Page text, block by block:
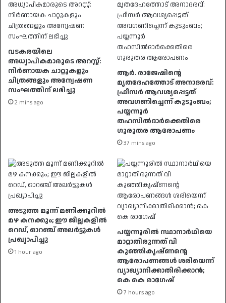
വടകരയിലെ
അധ്യാപികമാരുടെ അറസ്റ്റ്:
നിർണായക ചാറ്റുകളും
ചിത്രങ്ങളും അന്വേഷണ
സംഘത്തിന് ലഭിച്ചു
2 mins ago
ആര്‍. രാജേഷിന്റെ
മൃതദേഹത്തോട് അനാദരവ്:
ഫ്രീസര്‍ ആവശ്യപ്പെട്ടത്
അവഗണിച്ചെന്ന് കുടുംബം;
പയ്യന്നൂര്‍
തഹസില്‍ദാര്‍ക്കെതിരെ
ഗുരുതര ആരോപണം
37 mins ago
അടുത്ത മൂന്ന് മണിക്കൂറിൽ
മഴ കനക്കും; ഈ ജില്ലകളിൽ
റെഡ്, ഓറഞ്ച് അലർട്ടുകൾ
പ്രഖ്യാപിച്ചു
1 hour ago
പയ്യന്നൂരിൽ സ്ഥാനാർഥിയെ
മാറ്റാതിരുന്നത് വി
കുഞ്ഞികൃഷ്ണന്റെ
ആരോപണങ്ങൾ ശരിയെന്ന്
വ്യാഖ്യാനിക്കാതിരിക്കാൻ;
കെ കെ രാഗേഷ്
7 hours ago